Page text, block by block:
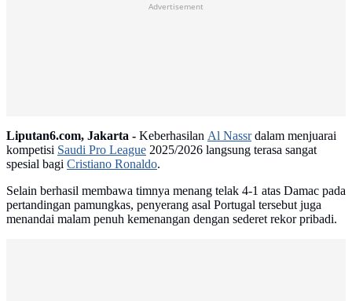
Advertisement
Liputan6.com, Jakarta - Keberhasilan Al Nassrdalam menjuarai
kompetisi Saudi Pro League 2025/2026 langsung terasa sangat
spesial bagi Cristiano Ronaldo.
Selain berhasil membawa timnya menang telak 4-1 atas Damac pada
pertandingan pamungkas, penyerang asal Portugal tersebut juga
menandai malam penuh kemenangan dengan sederet rekor pribadi.